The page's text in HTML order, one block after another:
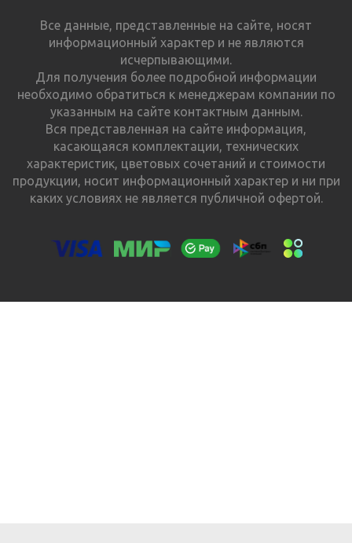
Все данные, представленные на сайте, носят
информационный характер и не являются
исчерпывающими.
Для получения более подробной информации
необходимо обратиться к менеджерам компании по
указанным на сайте контактным данным.
Вся представленная на сайте информация,
касающаяся комплектации, технических
характеристик, цветовых сочетаний и стоимости
продукции, носит информационный характер и ни при
каких условиях не является публичной офертой.